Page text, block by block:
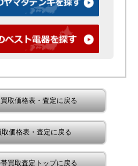
取価格表・査定に戻る
価格表・査定に戻る
買取査定トップに戻る